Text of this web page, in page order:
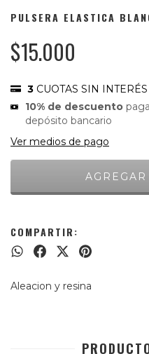
PULSERA ELASTICA
$15.000
3 CUOTAS SIN
10% de descuento
depósito bancario
Ver medios de pago
COMPARTIR:
Aleacion y resina